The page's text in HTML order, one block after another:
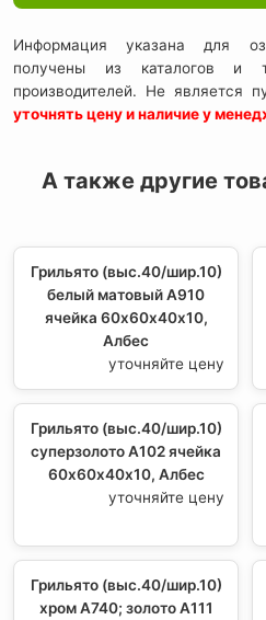
Информация указана для
получены из каталогов и
производителей. Не является
уточнять цену и наличие у
А также другие
Грильято (выс.40/шир.10)
белый матовый А910
ячейка 60х60х40х10,
Албес
уточняйте цену
Грильято (выс.40/шир.10)
суперзолото А102 ячейка
60х60х40х10, Албес
уточняйте цену
Грильято (выс.40/шир.10)
хром А740; золото А111